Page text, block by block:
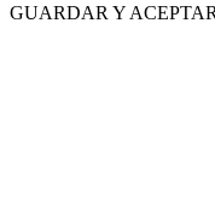
GUARDAR Y ACEPTAR